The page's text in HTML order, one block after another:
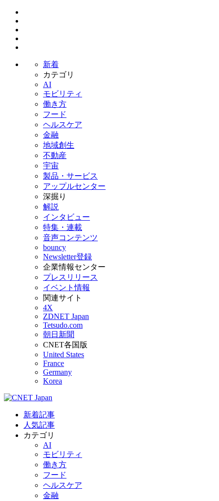
新着
カテゴリ
AI
モビリティ
働き方
フード
ヘルスケア
金融
地域創生
不動産
宇宙
製品・サービス
アップルセンター
深掘り
解説
インタビュー
特集・連載
音声コンテンツ
bouncy
Newsletter登録
企業情報センター
プレスリリース
イベント情報
関連サイト
4X
ZDNET Japan
Tetsudo.com
朝日新聞
CNET各国版
United States
France
Germany
Korea
新着記事
人気記事
カテゴリ
AI
モビリティ
働き方
フード
ヘルスケア
金融